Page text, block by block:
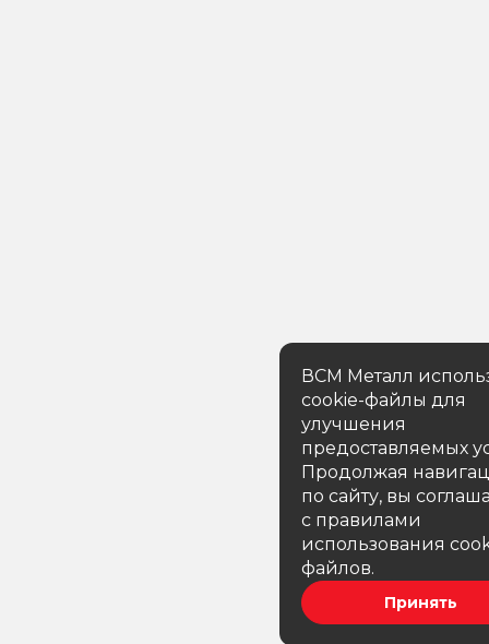
ВСМ Металл
cookie-файлы для
улучшения
предоставляемых
Продолжая
по сайту, вы
с правилами
использования
файлов.
Принять